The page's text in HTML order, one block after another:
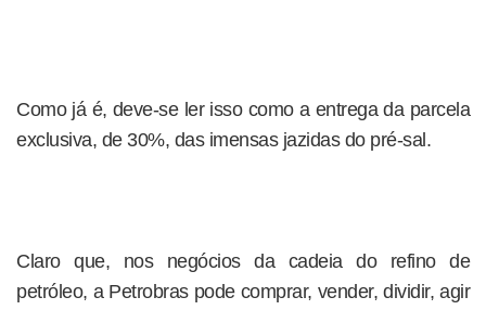
Como já é, deve-se ler isso como a entrega da parcela
exclusiva, de 30%, das imensas jazidas do pré-sal.
Claro que, nos negócios da cadeia do refino de
petróleo, a Petrobras pode comprar, vender, dividir, agir